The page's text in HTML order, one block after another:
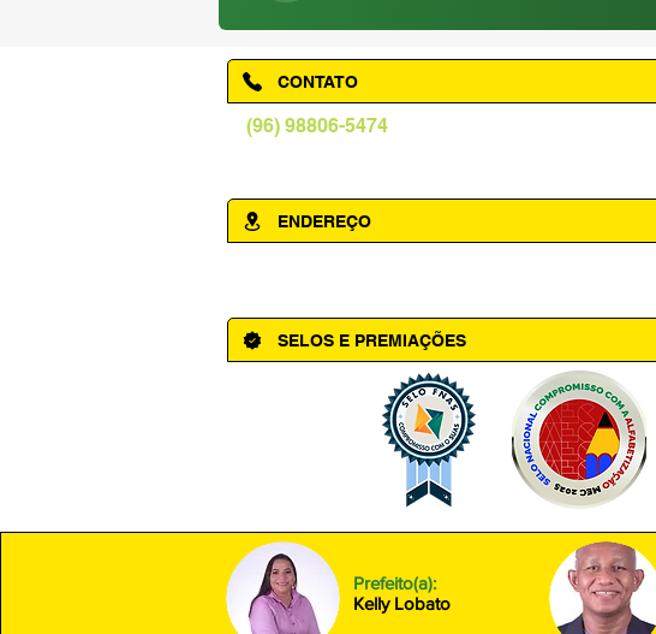
(96) 98806-5474
CONTATO
ENDEREÇO
SELOS E PREMIAÇÕES
Prefeito(a):
Kelly Lobato